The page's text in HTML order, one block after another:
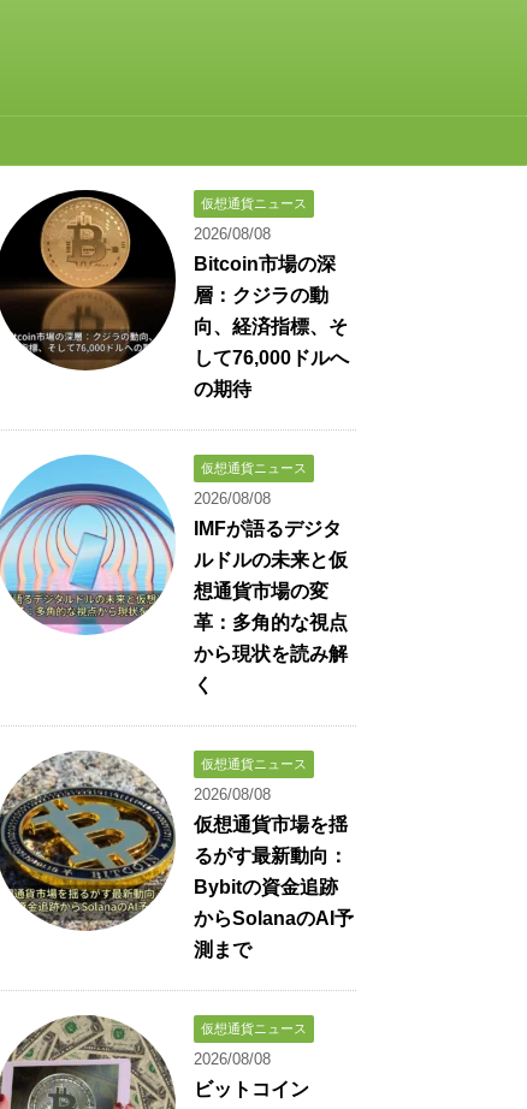
仮想通貨ニュース
2026/08/08
Bitcoin市場の深
層：クジラの動
向、経済指標、そ
して76,000ドルへ
の期待
仮想通貨ニュース
2026/08/08
IMFが語るデジタ
ルドルの未来と仮
想通貨市場の変
革：多角的な視点
から現状を読み解
く
仮想通貨ニュース
2026/08/08
仮想通貨市場を揺
るがす最新動向：
Bybitの資金追跡
からSolanaのAI予
測まで
仮想通貨ニュース
2026/08/08
ビットコイン